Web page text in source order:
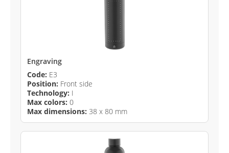
Engraving
Code: E3
Position: Front side
Technology: I
Max colors: 0
Max dimensions: 38 x 80 mm